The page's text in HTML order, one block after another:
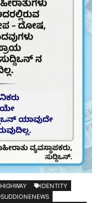
HIGHWAY
IDENTITY
SUDDIONENEWS